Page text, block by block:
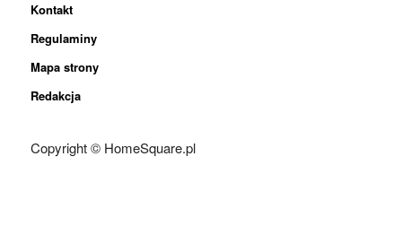
Kontakt
Regulaminy
Mapa strony
Redakcja
Copyright © HomeSquare.pl